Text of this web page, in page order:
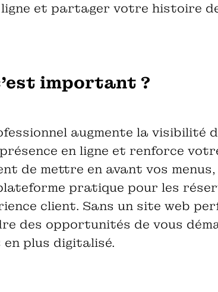
et partager votre histoire
important ?
augmente la visibilité
en ligne et renforce
de mettre en avant vos
pratique pour les
client. Sans un site web
des opportunités de vous
plus digitalisé.